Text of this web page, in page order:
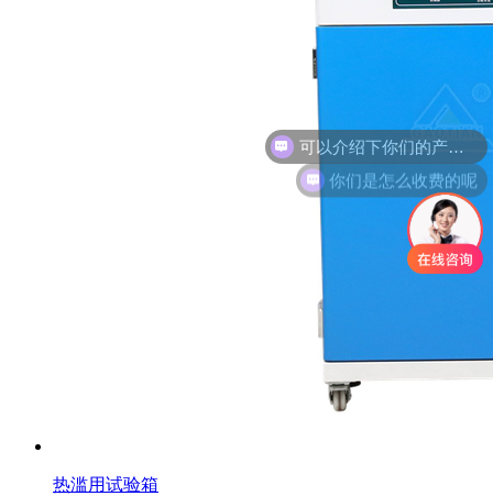
热滥用试验箱
你们是怎么收费的呢